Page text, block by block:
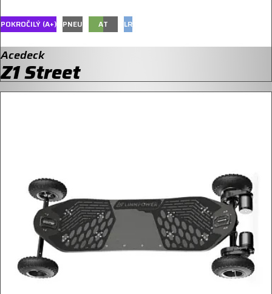
Acedeck
Z1 Street
POKROČILÝ (A+) PNEU AT LR